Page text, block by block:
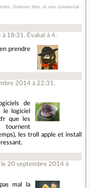
l'internet libre et non commercial :
à 18:31 . Évalué à4.
prendre
2014 à 22:31 .
de
logiciel
que les
les troll apple et install
le 20 septembre 2014 à
mal la